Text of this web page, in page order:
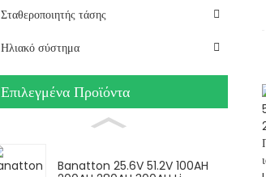
Σταθεροποιητής τάσης
Ηλιακό σύστημα
Επιλεγμένα Προϊόντα
Banatton 25.6V 51.2V 100AH ​​